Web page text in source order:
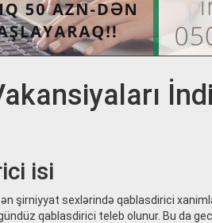
İndi
isi
şirniyyat sexlərində qablasdirici
qablasdirici teleb olunur. Bu da